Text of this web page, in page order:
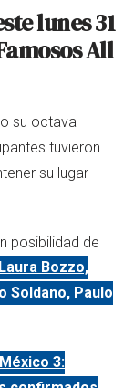
lunes 31
All
su octava
tuvieron
su lugar
posibilidad de
Bozzo,
Soldano, Paulo
3: